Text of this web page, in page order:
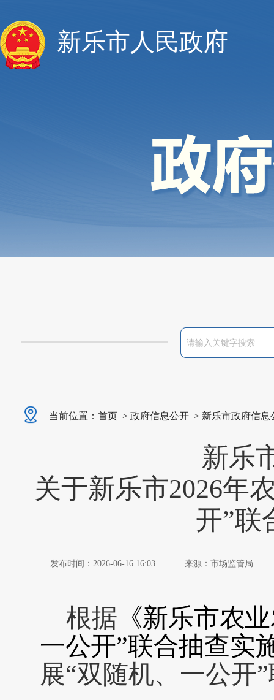
新乐市人民政府
当前位置： 首页 > 政府信息公开 > 新乐市政府信息
新乐
关于新乐市2026年
开”联
发布时间：2026-06-16 16:03 来源：市场监管局
根据 《新乐市农
一公开”联合抽查实
展“双随机、一公开